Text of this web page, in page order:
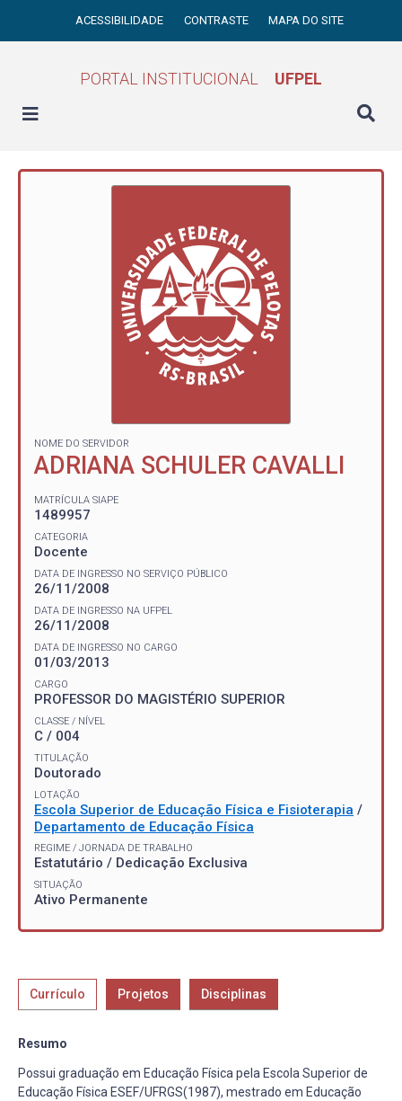
ACESSIBILIDADE CONTRASTE MAPA DO SITE
PORTAL INSTITUCIONAL UFPEL
NOME DO SERVIDOR
ADRIANA SCHULER CAVALLI
MATRÍCULA SIAPE
1489957
CATEGORIA
Docente
DATA DE INGRESSO NO SERVIÇO PÚBLICO
26/11/2008
DATA DE INGRESSO NA UFPEL
26/11/2008
DATA DE INGRESSO NO CARGO
01/03/2013
CARGO
PROFESSOR DO MAGISTÉRIO SUPERIOR
CLASSE / NÍVEL
C / 004
TITULAÇÃO
Doutorado
LOTAÇÃO
Escola Superior de Educação Física e Fisioterapia /
Departamento de Educação Física
REGIME / JORNADA DE TRABALHO
Estatutário / Dedicação Exclusiva
SITUAÇÃO
Ativo Permanente
Currículo Projetos Disciplinas
Resumo
Possui graduação em Educação Física pela Escola Superior de
Educação Física ESEF/UFRGS(1987), mestrado em Educação